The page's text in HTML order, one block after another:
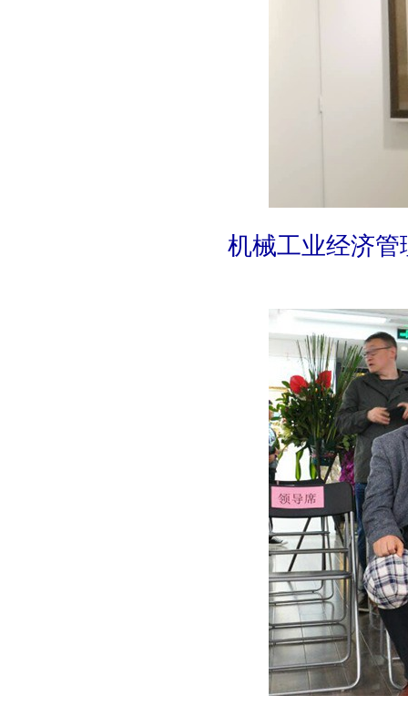
机械工业经济